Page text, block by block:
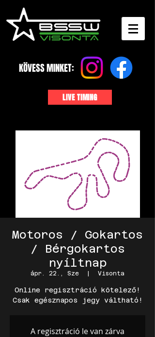
KÖVESS MINKET:
LIVE TIMING
Motoros / Gokartos
/ Bérgokartos
nyíltnap
ápr. 22., Sze Visonta
Online regisztráció kötelező!
Csak egésznapos jegy váltható!
A regisztráció le van zárva